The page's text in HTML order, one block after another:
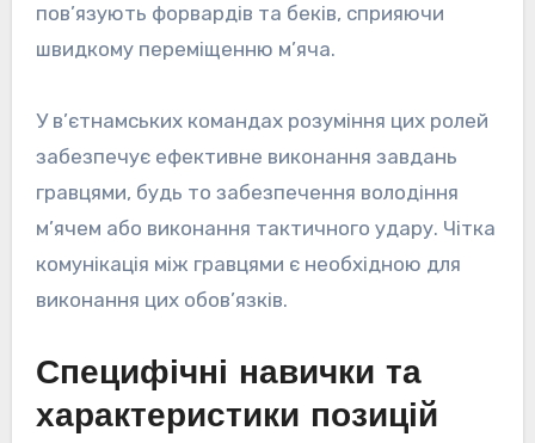
пов’язують форвардів та беків, сприяючи
швидкому переміщенню м’яча.
У в’єтнамських командах розуміння цих ролей
забезпечує ефективне виконання завдань
гравцями, будь то забезпечення володіння
м’ячем або виконання тактичного удару. Чітка
комунікація між гравцями є необхідною для
виконання цих обов’язків.
Специфічні навички та
характеристики позицій